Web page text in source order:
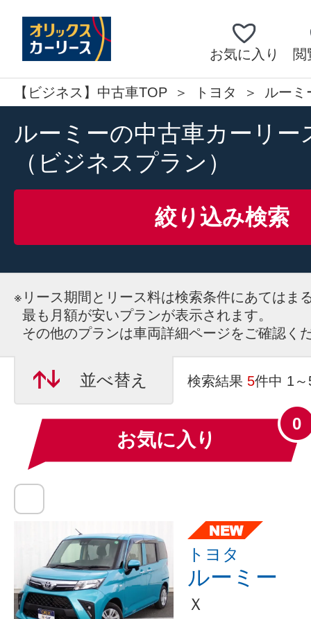
お気に入り 閲
【ビジネス】中古車TOP トヨタ ルーミ
ルーミーの中古車カーリー
（ビジネスプラン）
絞り込み検索
※ リース期間とリース料は検索条件にあてはま
最も月額が安いプランが表示されます。
その他のプランは車両詳細ページをご確認く
並べ替え 検索結果 5件中 1
お気に入り
0
トヨタ
ルーミー
Ｘ